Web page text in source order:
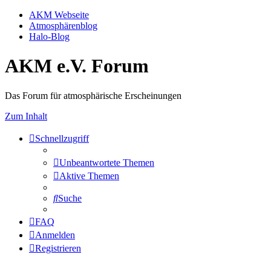
AKM Webseite
Atmosphärenblog
Halo-Blog
AKM e.V. Forum
Das Forum für atmosphärische Erscheinungen
Zum Inhalt
Schnellzugriff
Unbeantwortete Themen
Aktive Themen
Suche
FAQ
Anmelden
Registrieren